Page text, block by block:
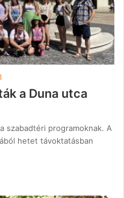
a Duna utca
szabadtéri programoknak. A
hetet távoktatásban